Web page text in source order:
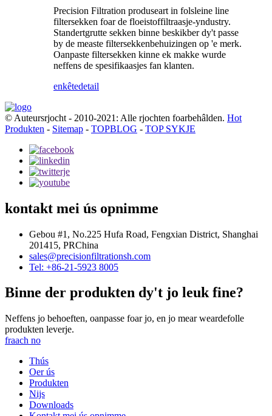
Precision Filtration produseart in folsleine line
filtersekken foar de floeistoffiltraasje-yndustry.
Standertgrutte sekken binne beskikber dy't passe
by de measte filtersekkenbehuizingen op 'e merk.
Oanpaste filtersekken kinne ek makke wurde
neffens de spesifikaasjes fan klanten.
enkêtedetail
© Auteursrjocht - 2010-2021: Alle rjochten foarbehâlden. Hot
Produkten - Sitemap - TOPBLOG - TOP SYKJE
kontakt mei ús opnimme
Gebou #1, No.225 Hufa Road, Fengxian District, Shanghai
201415, PRChina
sales@precisionfiltrationsh.com
Tel: +86-21-5923 8005
Binne der produkten dy't jo leuk fine?
Neffens jo behoeften, oanpasse foar jo, en jo mear weardefolle
produkten leverje.
fraach no
Thús
Oer ús
Produkten
Nijs
Downloads